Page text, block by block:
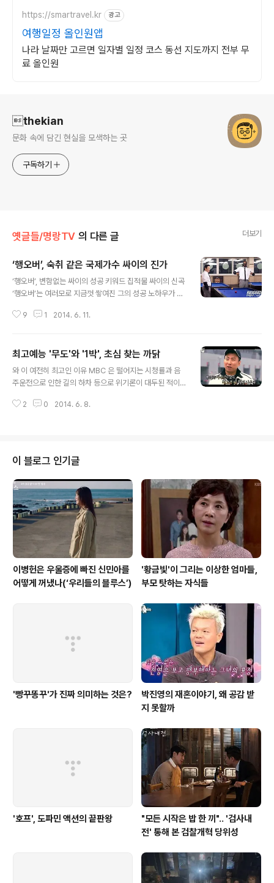
https://smartravel.kr 광고
여행일정 올인원앱
나라 날짜만 고르면 일자별 일정 코스 동선 지도까지 전부 무
료 올인원
thekian
문화 속에 담긴 현실을 모색하는 곳
구독하기
옛글들/명랑TV 의 다른 글 더보기
‘행오버’, 숙취 같은 국제가수 싸이의 진가
‘행오버’, 변함없는 싸이의 성공 키워드 집적물 싸이의 신곡
‘행오버’는 여러모로 지금껏 쌓여진 그의 성공 노하우가 집
와 서구의 유머 코드를 접목시키는 코미디적 요소, 명곡이
포과정, 따라서 엄청난 속도로 퍼져나가는 조회수 기록만
으로도 화제를 만드는 마케팅 등등. 물론 이러다보니 싸이
의 신곡에 대한 반응 역시 과거 ‘젠틀맨’이 나왔을 때와 마
게 ‘행오버’는 “이게 음악이냐”는 알레르기 반응을 일으킨
9 1 2014. 6. 11.
최고예능 '무도'와 '1박', 초심 찾는 까닭
와 이 여전히 최고인 이유 MBC 은 떨어지는 시청률과 음
주운전으로 인한 길의 하차 등으로 위기론이 대두된 적이
의한 마니아 예능으로 흘러가고 있다는 얘기도 나왔다. 하
금 보여주었다. 그저 그런 순위 아이템으로 생각했던 ‘선거
특집’에는 세월호 참사는 물론이고 선거만 되면 보여주던
정치인들의 백태가 날선 풍자로 다뤄져 호평을 받았다. 게
다가 실제와 거의 같게 진행된 투표는 지방선거와 맞물려
시의적절했다는 평가를 받았다. 또한 45만 여명의 투표를
받은 은 대중들의 변하지 않은 ..
2 0 2014. 6. 8.
이 블로그 인기글
이병헌은 우울증에 빠진 신민아를
어떻게 꺼냈나(‘우리들의 블루스’)
'황금빛'이 그리는 이상한 엄마들,
부모 탓하는 자식들
'빵꾸똥꾸'가 진짜 의미하는 것은?
박진영의 재혼이야기, 왜 공감 받
지 못할까
'호프', 도파민 액션의 끝판왕
"모든 시작은 밥 한 끼".. '검사내
전' 통해 본 검찰개혁 당위성